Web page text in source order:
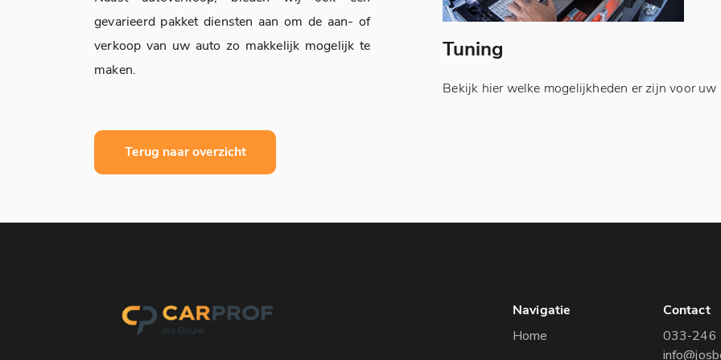
gevarieerd pakket diensten aan om de aan- of
verkoop van uw auto zo makkelijk mogelijk te
maken.
Terug naar overzicht
Tuning
Bekijk hier welke mogelijkheden er zijn voor uw
Navigatie
Home
Contact
033-246